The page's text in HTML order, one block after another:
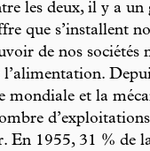
les deux, il y a
que s’installent
de nos sociétés
l’alimentation.
mondiale et la
En 1955, 31 % de